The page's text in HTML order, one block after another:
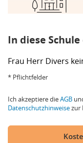
In diese
Frau Herr Divers
* Pflichtfelder
Ich akzeptiere dieAGB
Datenschutzhinweisezur